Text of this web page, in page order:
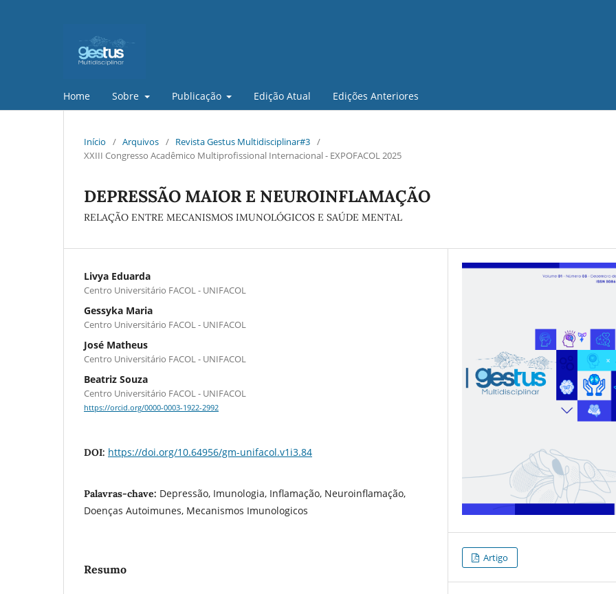
Home Sobre Publicação Edição Atual Edições Anteriores
Início / Arquivos / Revista Gestus Multidisciplinar#3 /
XXIII Congresso Acadêmico Multiprofissional Internacional - EXPOFACOL 2025
DEPRESSÃO MAIOR E NEUROINFLAMAÇÃO
RELAÇÃO ENTRE MECANISMOS IMUNOLÓGICOS E SAÚDE MENTAL
Livya Eduarda
Centro Universitário FACOL - UNIFACOL
Gessyka Maria
Centro Universitário FACOL - UNIFACOL
José Matheus
Centro Universitário FACOL - UNIFACOL
Beatriz Souza
Centro Universitário FACOL - UNIFACOL
https://orcid.org/0000-0003-1922-2992
DOI: https://doi.org/10.64956/gm-unifacol.v1i3.84
Palavras-chave: Depressão, Imunologia, Inflamação, Neuroinflamação,
Doenças Autoimunes, Mecanismos Imunologicos
Resumo
Artigo